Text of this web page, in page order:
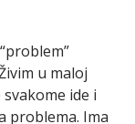
u maloj
ide i
problema. Ima